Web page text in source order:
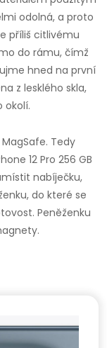
odolná, a proto
příliš citlivému
do rámu, čímž
hned na první
z lesklého skla,
okolí.
Tedy
12 Pro 256 GB
nabíječku,
do které se
Peněženku